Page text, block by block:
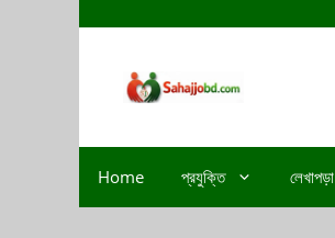
Home প্রযুক্তি লেখাপড়া